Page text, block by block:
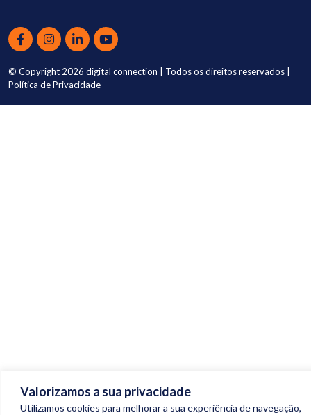
Valorizamos a sua privacidade
Utilizamos cookies para melhorar a sua experiência de navegação,
© Copyright 2026 digital connection | Todos os direitos reservados |
Política de Privacidade